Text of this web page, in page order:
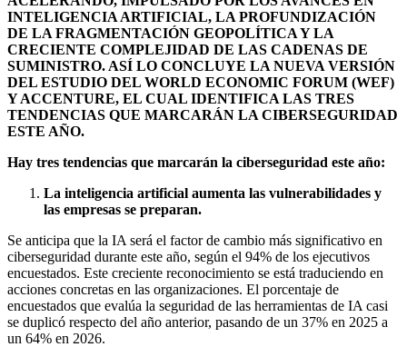
INTELIGENCIA ARTIFICIAL, LA PROFUNDIZACIÓN
DE LA FRAGMENTACIÓN GEOPOLÍTICA Y LA
CRECIENTE COMPLEJIDAD DE LAS CADENAS DE
SUMINISTRO. ASÍ LO CONCLUYE LA NUEVA VERSIÓN
DEL ESTUDIO DEL WORLD ECONOMIC FORUM (WEF)
Y ACCENTURE, EL CUAL IDENTIFICA LAS TRES
TENDENCIAS QUE MARCARÁN LA CIBERSEGURIDAD
ESTE AÑO.
Hay tres tendencias que marcarán la ciberseguridad este año:
La inteligencia artificial aumenta las vulnerabilidades y
las empresas se preparan.
Se anticipa que la IA será el factor de cambio más significativo en
ciberseguridad durante este año, según el 94% de los ejecutivos
encuestados. Este creciente reconocimiento se está traduciendo en
acciones concretas en las organizaciones. El porcentaje de
encuestados que evalúa la seguridad de las herramientas de IA casi
se duplicó respecto del año anterior, pasando de un 37% en 2025 a
un 64% en 2026.